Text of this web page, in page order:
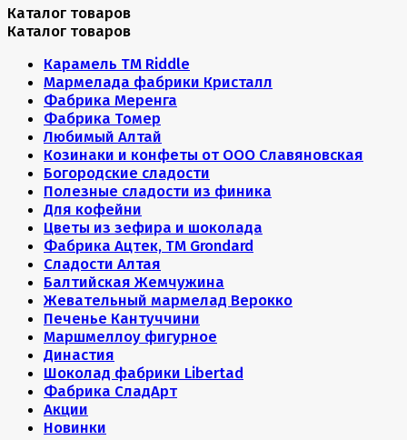
Каталог товаров
Каталог товаров
Карамель ТМ Riddle
Мармелада фабрики Кристалл
Фабрика Меренга
Фабрика Томер
Любимый Алтай
Козинаки и конфеты от ООО Славяновская
Богородские сладости
Полезные сладости из финика
Для кофейни
Цветы из зефира и шоколада
Фабрика Ацтек, ТМ Grondard
Сладости Алтая
Балтийская Жемчужина
Жевательный мармелад Верокко
Печенье Кантуччини
Маршмеллоу фигурное
Династия
Шоколад фабрики Libertad
Фабрика СладАрт
Акции
Новинки